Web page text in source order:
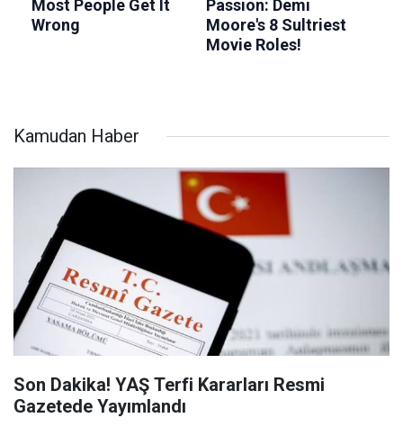
Kamudan Haber
Son Dakika! YAŞ Terfi Kararları Resmi
Gazetede Yayımlandı